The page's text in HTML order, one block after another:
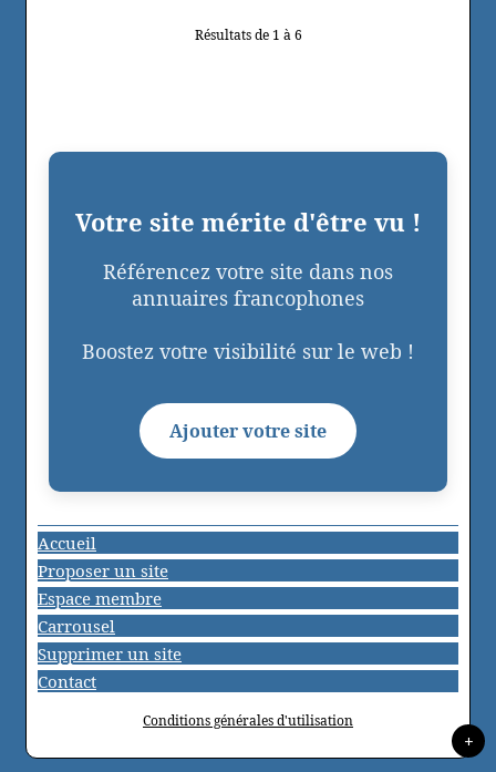
Résultats de 1 à 6
Votre site mérite d'être vu !
Référencez votre site dans nos
annuaires francophones
Boostez votre visibilité sur le web !
Ajouter votre site
Accueil
Proposer un site
Espace membre
Carrousel
Supprimer un site
Contact
Conditions générales d'utilisation
+